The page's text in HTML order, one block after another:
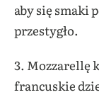
aby się smaki
przestygło.
3. Mozzarellę
francuskie